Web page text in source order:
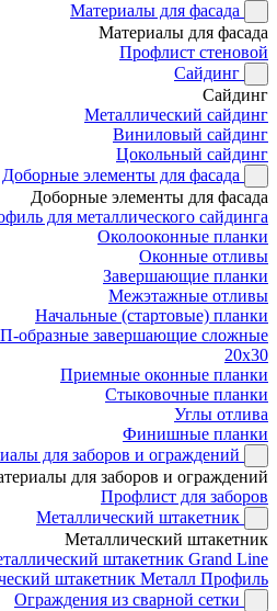
Материалы для фасада
Материалы для фасада
Профлист стеновой
Сайдинг
Сайдинг
Металлический сайдинг
Виниловый сайдинг
Цокольный сайдинг
Доборные элементы для фасада
Доборные элементы для фасада
для металлического сайдинга
Околооконные планки
Оконные отливы
Завершающие планки
Межэтажные отливы
Начальные (стартовые) планки
образные завершающие сложные
20x30
Приемные оконные планки
Стыковочные планки
Углы отлива
Финишные планки
для заборов и ограждений
для заборов и ограждений
Профлист для заборов
Металлический штакетник
Металлический штакетник
штакетник Grand Line
штакетник Металл Профиль
Ограждения из сварной сетки